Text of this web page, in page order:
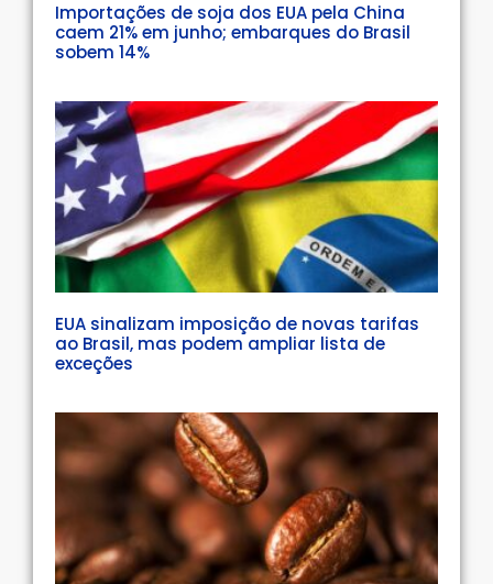
Importações de soja dos EUA pela China
caem 21% em junho; embarques do Brasil
sobem 14%
EUA sinalizam imposição de novas tarifas
ao Brasil, mas podem ampliar lista de
exceções